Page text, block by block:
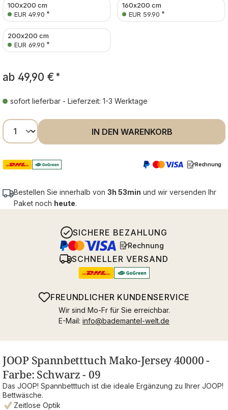
100x200 cm
EUR 49.90 *
160x200 cm
EUR 59.90 *
200x200 cm
EUR 69.90 *
ab 49,90 € *
sofort lieferbar - Lieferzeit: 1-3 Werktage
Produkt Anzahl: Gib den gewünschten
IN DEN WARENKORB
Rechnung
Bestellen Sie innerhalb von 3h 53min und wir versenden Ihr
Paket noch heute.
SICHERE BEZAHLUNG
Rechnung
SCHNELLER VERSAND
FREUNDLICHER KUNDENSERVICE
Wir sind Mo-Fr für Sie erreichbar.
E-Mail: info@bademantel-welt.de
JOOP Spannbetttuch Mako-Jersey 40000 -
Farbe: Schwarz - 09
Das JOOP! Spannbetttuch ist die ideale Ergänzung zu Ihrer JOOP!
Bettwäsche.
Zeitlose Optik